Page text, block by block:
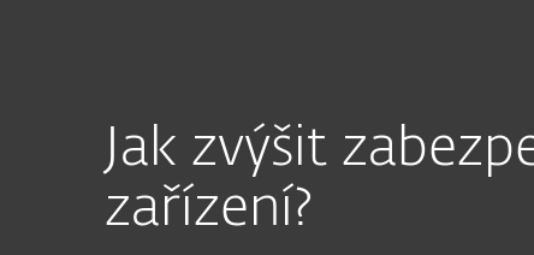
Jak zvýšit
zařízení?